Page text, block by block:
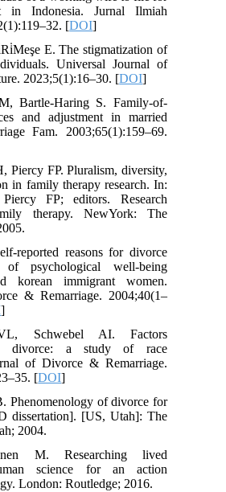
in Indonesia. Jurnal Ilmiah
[DOI
E. The stigmatization of
Universal Journal of
2023;5(1):16–30. [DOI
Bartle‐Haring S. Family‐of‐
and adjustment in married
Fam. 2003;65(1):159–69.
Piercy FP. Pluralism, diversity,
in family therapy research. In:
Piercy FP; editors. Research
therapy. NewYork: The
reported reasons for divorce
of psychological well-being
korean immigrant women.
& Remarriage. 2004;40(1–
Schwebel AI. Factors
divorce: a study of race
of Divorce & Remarriage.
[DOI
Phenomenology of divorce for
dissertation]. [US, Utah]: The
2004.
M. Researching lived
science for an action
London: Routledge; 2016.